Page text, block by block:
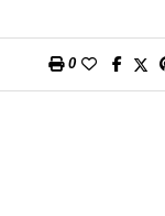
0